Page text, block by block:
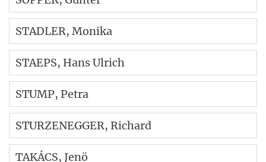
STADLER, Monika
STAEPS, Hans Ulrich
STUMP, Petra
STURZENEGGER, Richard
TAKÁCS, Jenö